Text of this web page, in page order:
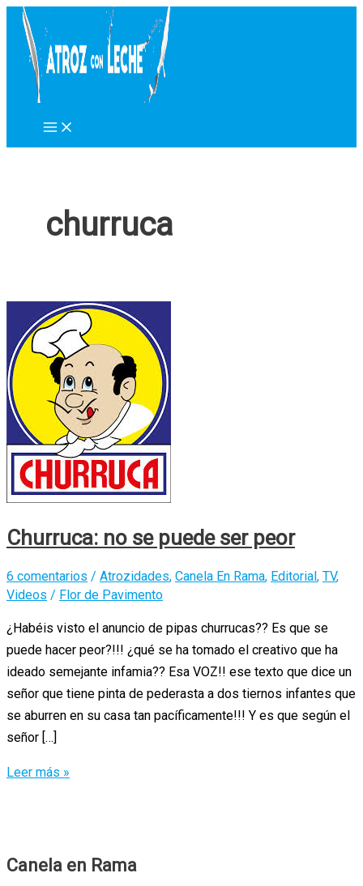
contenido
churruca
Churruca: no se puede ser peor
6 comentarios / Atrozidades, Canela En Rama, Editorial, TV,
Videos / Flor de Pavimento
¿Habéis visto el anuncio de pipas churrucas?? Es que se
puede hacer peor?!!! ¿qué se ha tomado el creativo que ha
ideado semejante infamia?? Esa VOZ!! ese texto que dice un
señor que tiene pinta de pederasta a dos tiernos infantes que
se aburren en su casa tan pacíficamente!!! Y es que según el
señor […]
Churruca:
ser
Leer más »
Canela en Rama